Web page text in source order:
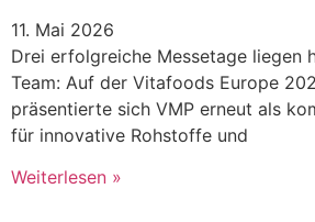
11. Mai 2026
Drei erfolgreiche Messetage liegen
Team: Auf der Vitafoods Europe
präsentierte sich VMP erneut als
für innovative Rohstoffe und
Weiterlesen »